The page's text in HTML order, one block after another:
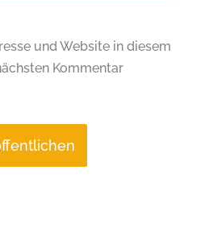
und Website in diesem
Kommentar